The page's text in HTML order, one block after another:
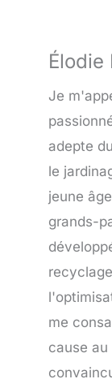
Élodie
Je
adepte
le
jeune
grands-
me
cause